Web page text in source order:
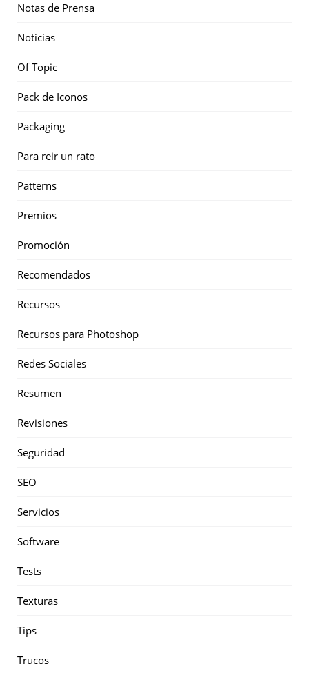
Notas de Prensa
Noticias
Of Topic
Pack de Iconos
Packaging
Para reir un rato
Patterns
Premios
Promoción
Recomendados
Recursos
Recursos para Photoshop
Redes Sociales
Resumen
Revisiones
Seguridad
SEO
Servicios
Software
Tests
Texturas
Tips
Trucos